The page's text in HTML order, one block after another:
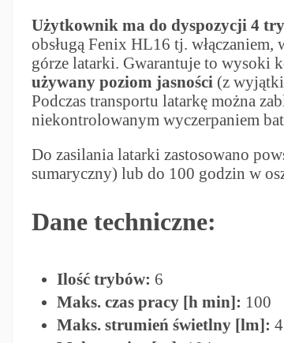
Użytkownik ma do dyspozycji 4
obsługą Fenix HL16 tj. włączaniem,
górze latarki. Gwarantuje to wysoki
używany poziom jasności (z
Podczas transportu latarkę można
niekontrolowanym wyczerpaniem
Do zasilania latarki zastosowano
sumaryczny) lub do 100 godzin w
Dane techniczne:
Ilość trybów: 6
Maks. czas pracy [h min]: 100
Maks. strumień świetlny [lm]: